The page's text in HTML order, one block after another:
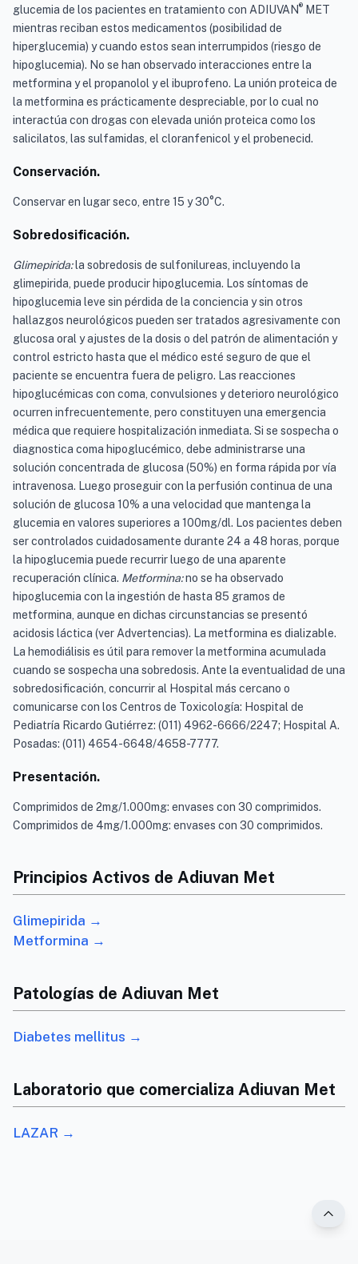
glucemia de los pacientes en tratamiento con ADIUVAN® MET
mientras reciban estos medicamentos (posibilidad de
hiperglucemia) y cuando estos sean interrumpidos (riesgo de
hipoglucemia). No se han observado interacciones entre la
metformina y el propanolol y el ibuprofeno. La unión proteica de
la metformina es prácticamente despreciable, por lo cual no
interactúa con drogas con elevada unión proteica como los
salicilatos, las sulfamidas, el cloranfenicol y el probenecid.
Conservación.
Conservar en lugar seco, entre 15 y 30°C.
Sobredosificación.
Glimepirida:la sobredosis de sulfonilureas, incluyendo la
glimepirida, puede producir hipoglucemia. Los síntomas de
hipoglucemia leve sin pérdida de la conciencia y sin otros
hallazgos neurológicos pueden ser tratados agresivamente con
glucosa oral y ajustes de la dosis o del patrón de alimentación y
control estricto hasta que el médico esté seguro de que el
paciente se encuentra fuera de peligro. Las reacciones
hipoglucémicas con coma, convulsiones y deterioro neurológico
ocurren infrecuentemente, pero constituyen una emergencia
médica que requiere hospitalización inmediata. Si se sospecha o
diagnostica coma hipoglucémico, debe administrarse una
solución concentrada de glucosa (50%) en forma rápida por vía
intravenosa. Luego proseguir con la perfusión continua de una
solución de glucosa 10% a una velocidad que mantenga la
glucemia en valores superiores a 100mg/dl. Los pacientes deben
ser controlados cuidadosamente durante 24 a 48 horas, porque
la hipoglucemia puede recurrir luego de una aparente
recuperación clínica. Metformina:no se ha observado
hipoglucemia con la ingestión de hasta 85 gramos de
metformina, aunque en dichas circunstancias se presentó
acidosis láctica (ver Advertencias). La metformina es dializable.
La hemodiálisis es útil para remover la metformina acumulada
cuando se sospecha una sobredosis. Ante la eventualidad de una
sobredosificación, concurrir al Hospital más cercano o
comunicarse con los Centros de Toxicología: Hospital de
Pediatría Ricardo Gutiérrez: (011) 4962-6666/2247; Hospital A.
Posadas: (011) 4654-6648/4658-7777.
Presentación.
Comprimidos de 2mg/1.000mg: envases con 30 comprimidos.
Comprimidos de 4mg/1.000mg: envases con 30 comprimidos.
Principios Activos de Adiuvan Met
Glimepirida →
Metformina →
Patologías de Adiuvan Met
Diabetes mellitus →
Laboratorio que comercializa Adiuvan Met
LAZAR →